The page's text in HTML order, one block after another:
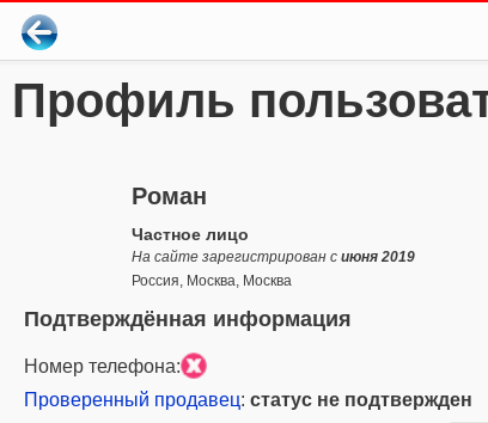
Профиль
Роман
Частное лицо
На сайте зарегистрирован с июня 2019
Россия, Москва, Москва
Подтверждённая информация
Номер телефона:
Проверенный продавец: статус не подтвержден